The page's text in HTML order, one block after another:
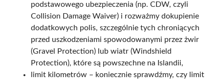
podstawowego ubezpieczenia (np. CDW, czyli
Collision Damage Waiver) i rozważmy dokupienie
dodatkowych polis, szczególnie tych chroniących
przed uszkodzeniami spowodowanymi przez żwir
(Gravel Protection) lub wiatr (Windshield
Protection), które są powszechne na Islandii,
limit kilometrów – koniecznie sprawdźmy, czy limit